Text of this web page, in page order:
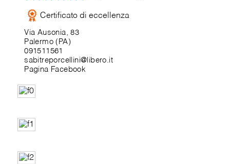
Certificato di eccellenza
Via Ausonia, 83
Palermo (PA)
091511561
sabitreporcellini@libero.it
Pagina Facebook